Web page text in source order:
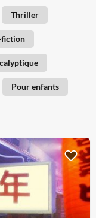
Thriller
fiction
Pour enfants